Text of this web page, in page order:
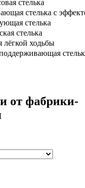
стелька
стелька с
стелька
стелька
лёгкой ходьбы
от фабрики-